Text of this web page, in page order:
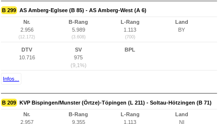
B 299 AS Amberg-Eglsee (B 85) - AS Amberg-West (A 6)
Nr.
2.956
(12.172)
B-Rang
5.989
(3.608)
L-Rang
1.113
(700)
Land
BY
DTV
10.716
SV
975
(9,1%)
BPL
Infos...
B 209 KVP Bispingen/Munster (Örtze)-Töpingen (L 211) - Soltau-Hötzingen (B 71)
Nr.
2.957
B-Rang
9.355
L-Rang
1.113
Land
NI